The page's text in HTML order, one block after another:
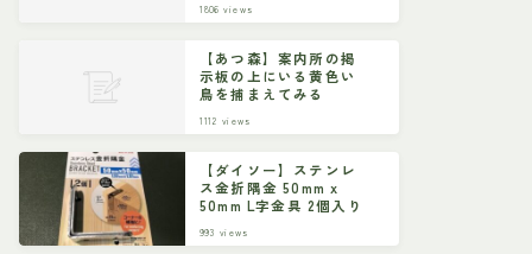
1806 views
【あつ森】案内所の掲
示板の上にいる黄色い
鳥を捕まえてみる
1112 views
【ダイソー】ステンレ
ス金折隅金 50mm x
50mm L字金具 2個入り
993 views